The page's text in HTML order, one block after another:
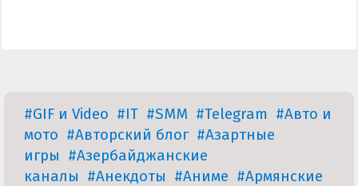
#GIF и Video #IT #SMM #Telegram #Авто и
мото #Авторский блог #Азартные
игры #Азербайджанские
каналы #Анекдоты #Аниме #Армянские